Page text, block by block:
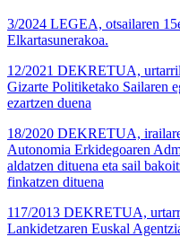
3/2024 LEGEA, otsailaren
Elkartasunerakoa.
12/2021 DEKRETUA,
Gizarte Politiketako Sailaren
ezartzen duena
18/2020 DEKRETUA,
Autonomia Erkidegoaren
aldatzen dituena eta sail
finkatzen dituena
117/2013 DEKRETUA,
Lankidetzaren Euskal